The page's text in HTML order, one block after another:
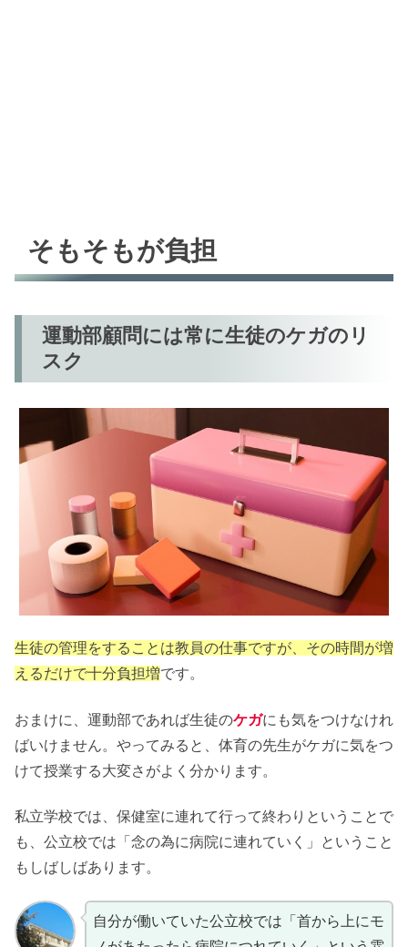
そもそもが負担
運動部顧問には常に生徒のケガのリ
スク
生徒の管理をすることは教員の仕事ですが、その時間が増
えるだけで十分負担増です。
おまけに、運動部であれば生徒のケガにも気をつけなけれ
ばいけません。やってみると、体育の先生がケガに気をつ
けて授業する大変さがよく分かります。
私立学校では、保健室に連れて行って終わりということで
も、公立校では「念の為に病院に連れていく」ということ
もしばしばあります。
自分が働いていた公立校では「首から上にモ